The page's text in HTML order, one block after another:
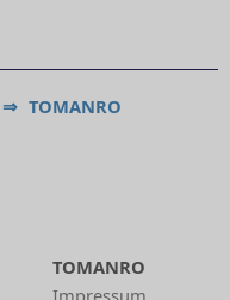
⇒ TOMANRO
TOMANRO
Impressum